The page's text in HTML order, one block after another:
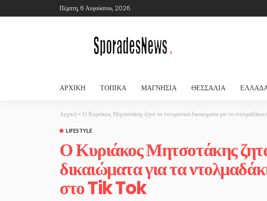
Πέμπτη, 6 Αυγούστου, 2026
ΑΡΧΙΚΉ ΤΟΠΙΚΆ ΜΑΓΝΗΣΊΑ ΘΕΣΣΑΛΊΑ
Αρχική » Ο Κυριάκος Μητσοτάκης ζητά τα πνευματικά δικαιώματα για τα
LIFESTYLE
Ο Κυριάκος Μητσοτάκης
δικαιώματα για τα
στο Tik Tok